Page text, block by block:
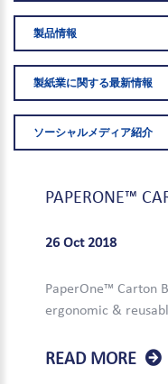
製品情報
製紙業に関する最新情報
ソーシャルメディア紹介
PAPERONE™
26 Oct 2018
PaperOne™ Carton
ergonomic &
READ MORE